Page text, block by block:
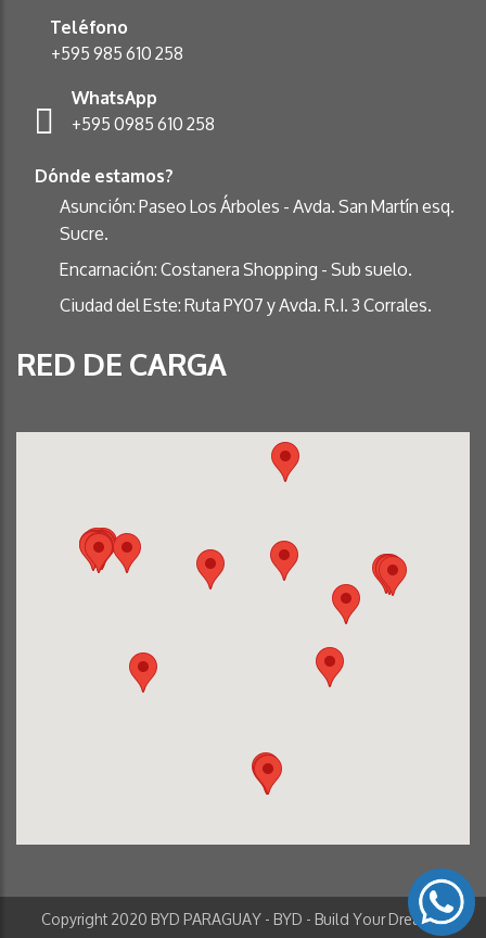
Teléfono
+595 985 610 258
WhatsApp
+595 0985 610 258
Dónde estamos?
Asunción: Paseo Los Árboles - Avda. San Martín esq.
Sucre.
Encarnación: Costanera Shopping - Sub suelo.
Ciudad del Este: Ruta PY07 y Avda. R.I. 3 Corrales.
RED DE CARGA
Copyright 2020 BYD PARAGUAY - BYD - Build Your Dreams.